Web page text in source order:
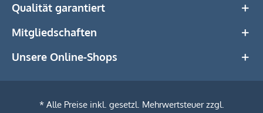
Qualität garantiert
Mitgliedschaften
Unsere Online-Shops
* Alle Preise inkl. gesetzl. Mehrwertsteuer zzgl.